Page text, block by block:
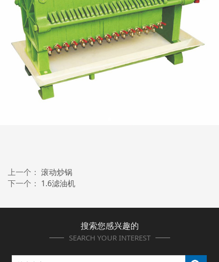
上一个： 滚动炒锅
下一个： 1.6滤油机
搜索您感兴趣的
SEARCH YOUR INTEREST